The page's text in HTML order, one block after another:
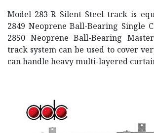
Model 283-R Silent Steel track is
2849 Neoprene Ball-Bearing Single
2850 Neoprene Ball-Bearing
track system can be used to cover
can handle heavy multi-layered